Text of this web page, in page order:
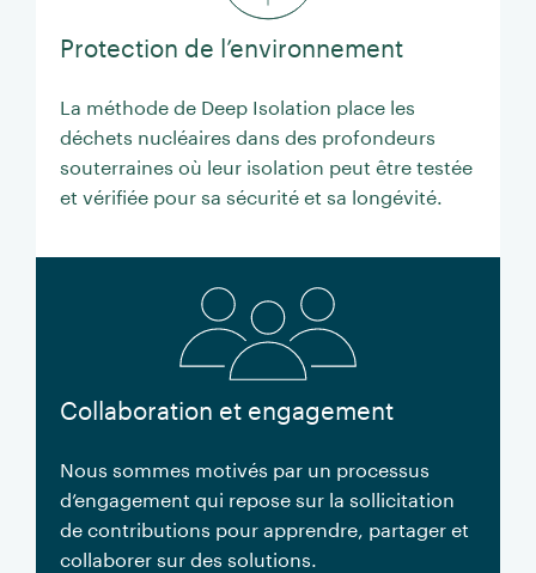
Protection de l’environnement
La méthode de Deep Isolation place les
déchets nucléaires dans des profondeurs
souterraines où leur isolation peut être testée
et vérifiée pour sa sécurité et sa longévité.
Collaboration et engagement
Nous sommes motivés par un processus
d’engagement qui repose sur la sollicitation
de contributions pour apprendre, partager et
collaborer sur des solutions.